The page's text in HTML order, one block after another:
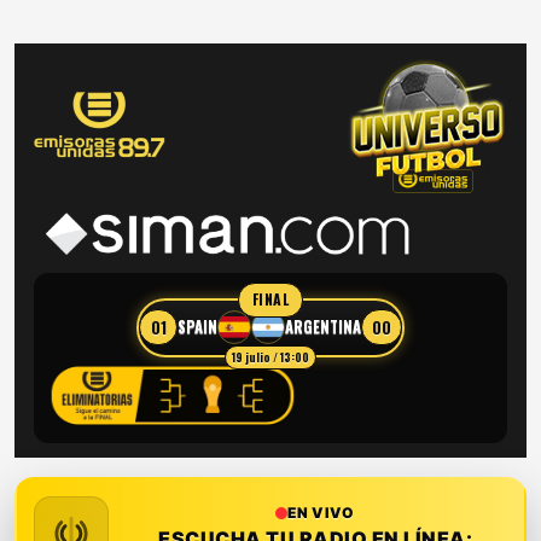
FINAL
01 SPAIN ARGENTINA 00
19 julio / 13:00
EN VIVO